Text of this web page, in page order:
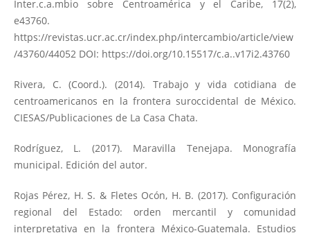
Inter.c.a.mbio sobre Centroamérica y el Caribe, 17(2),
e43760.
https://revistas.ucr.ac.cr/index.php/intercambio/article/view
/43760/44052DOI: https://doi.org/10.15517/c.a..v17i2.43760
Rivera, C. (Coord.). (2014). Trabajo y vida cotidiana de
centroamericanos en la frontera suroccidental de México.
CIESAS/Publicaciones de La Casa Chata.
Rodríguez, L. (2017). Maravilla Tenejapa. Monografía
municipal. Edición del autor.
Rojas Pérez, H. S. & Fletes Ocón, H. B. (2017). Configuración
regional del Estado: orden mercantil y comunidad
interpretativa en la frontera México-Guatemala. Estudios